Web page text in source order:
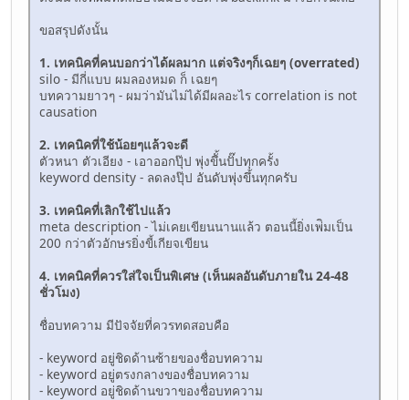
ขอสรุปดังนั้น
1. เทคนิคที่คนบอกว่าได้ผลมาก แต่จริงๆก็เฉยๆ (overrated)
silo - มีกี่แบบ ผมลองหมด ก็ เฉยๆ
บทความยาวๆ - ผมว่ามันไม่ได้มีผลอะไร correlation is not
causation
2. เทคนิคที่ใช้น้อยๆแล้วจะดี
ตัวหนา ตัวเอียง - เอาออกปุ๊ป พุ่งขึั้นปั๊ปทุกครั้ง
keyword density - ลดลงปุ๊ป อันดับพุ่งขึ้นทุกครับ
3. เทคนิคที่เลิกใช้ไปแล้ว
meta description - ไม่เคยเขียนนานแล้ว ตอนนี้ยิ่งเพ่ิมเป็น
200 กว่าตัวอักษรยิ่งขี้เกียจเขียน
4. เทคนิคที่ควรใส่ใจเป็นพิเศษ (เห็นผลอันดับภายใน 24-48
ชั่วโมง)
ชื่อบทความ มีปัจจัยที่ควรทดสอบคือ
- keyword อยู่ชิดด้านซ้ายของชื่อบทความ
- keyword อยู่ตรงกลางของชื่อบทความ
- keyword อยู่ชิดด้านขวาของชื่อบทความ